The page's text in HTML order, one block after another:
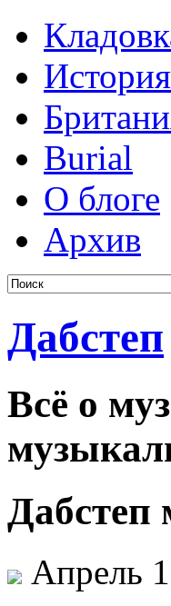
Burial
О блоге
Архив
Дабстеп
Всё о
Дабстеп
Апрель